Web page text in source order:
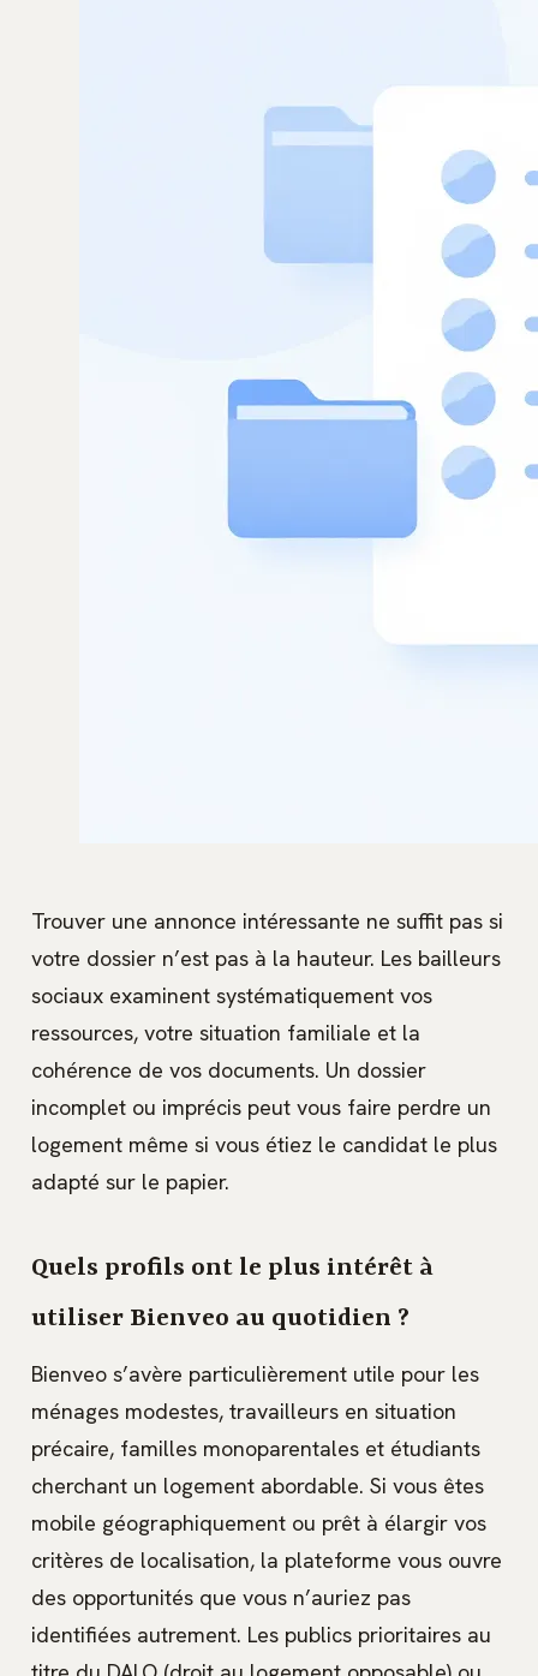
Trouver une annonce intéressante ne suffit pas si
votre dossier n’est pas à la hauteur. Les bailleurs
sociaux examinent systématiquement vos
ressources, votre situation familiale et la
cohérence de vos documents. Un dossier
incomplet ou imprécis peut vous faire perdre un
logement même si vous étiez le candidat le plus
adapté sur le papier.
Quels profils ont le plus intérêt à
utiliser Bienveo au quotidien ?
Bienveo s’avère particulièrement utile pour les
ménages modestes, travailleurs en situation
précaire, familles monoparentales et étudiants
cherchant un logement abordable. Si vous êtes
mobile géographiquement ou prêt à élargir vos
critères de localisation, la plateforme vous ouvre
des opportunités que vous n’auriez pas
identifiées autrement. Les publics prioritaires au